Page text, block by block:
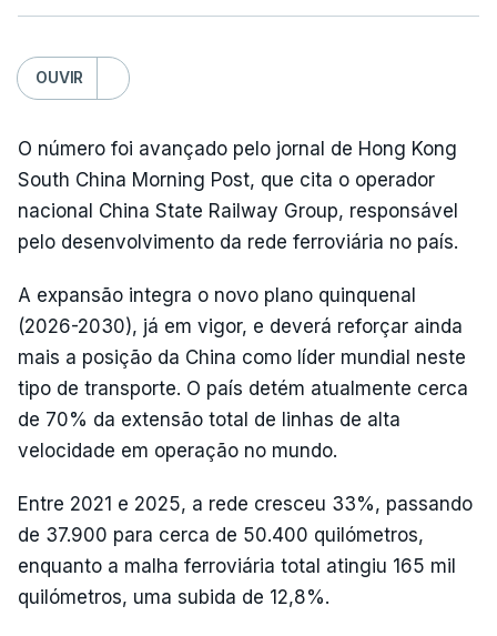
OUVIR
O número foi avançado pelo jornal de Hong Kong
South China Morning Post, que cita o operador
nacional China State Railway Group, responsável
pelo desenvolvimento da rede ferroviária no país.
A expansão integra o novo plano quinquenal
(2026-2030), já em vigor, e deverá reforçar ainda
mais a posição da China como líder mundial neste
tipo de transporte. O país detém atualmente cerca
de 70% da extensão total de linhas de alta
velocidade em operação no mundo.
Entre 2021 e 2025, a rede cresceu 33%, passando
de 37.900 para cerca de 50.400 quilómetros,
enquanto a malha ferroviária total atingiu 165 mil
quilómetros, uma subida de 12,8%.